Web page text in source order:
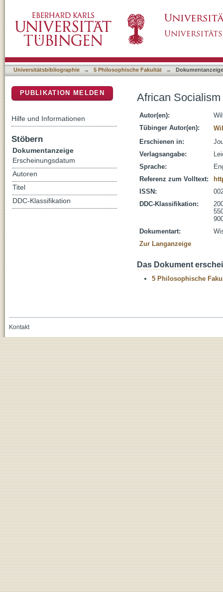
Universitätsbibliographie → 5 Philosophische Fakultät → Dokumentanzeige
African
Autor(en):
Tübinger Autor(en):
Erschienen in:
Verlagsangabe:
Sprache:
Referenz zum Volltext:
ISSN:
DDC-Klassifikation:
Dokumentart:
Zur Langanzeige
Das Dokument
5 Philosophische
PUBLIKATION MELDEN
Hilfe und Informationen
Stöbern
Dokumentanzeige
Erscheinungsdatum
Autoren
Titel
DDC-Klassifikation
Kontakt